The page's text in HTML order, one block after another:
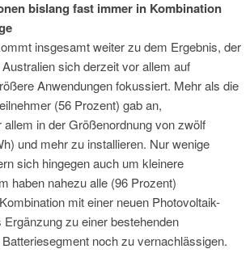
bislang fast immer in Kombination
insgesamt weiter zu dem Ergebnis, der
sich derzeit vor allem auf
Anwendungen fokussiert. Mehr als die
(56 Prozent) gab an,
in der Größenordnung von zwölf
und mehr zu installieren. Nur wenige
sich hingegen auch um kleinere
haben nahezu alle (96 Prozent)
mit einer neuen Photovoltaik-
zu einer bestehenden
noch zu vernachlässigen.